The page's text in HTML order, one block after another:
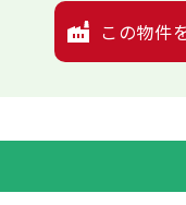
この物件